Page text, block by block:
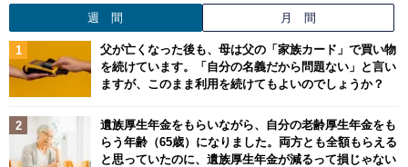
週 間 月 間
父が亡くなった後も、母は父の「家族カード」で買い物
を続けています。「自分の名義だから問題ない」と言い
ますが、このまま利用を続けてもよいのでしょうか？
遺族厚生年金をもらいながら、自分の老齢厚生年金をも
らう年齢（65歳）になりました。両方とも全額もらえる
と思っていたのに、遺族厚生年金が減るって損じゃない